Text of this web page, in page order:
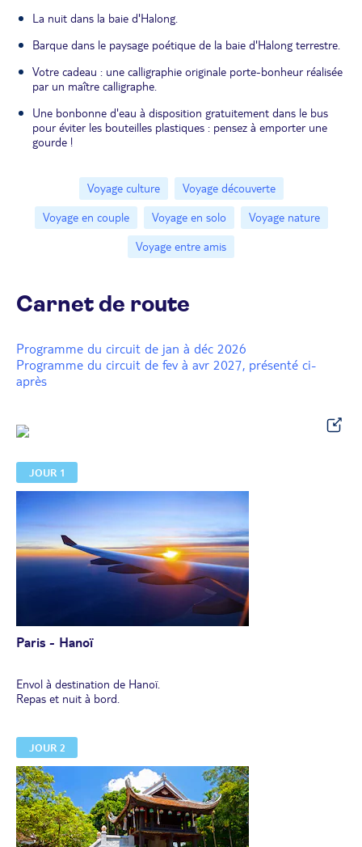
La nuit dans la baie d'Halong.
Barque dans le paysage poétique de la baie d'Halong terrestre.
Votre cadeau : une calligraphie originale porte-bonheur réalisée
par un maître calligraphe.
Une bonbonne d'eau à disposition gratuitement dans le bus
pour éviter les bouteilles plastiques : pensez à emporter une
gourde !
Voyage culture
Voyage découverte
Voyage en couple
Voyage en solo
Voyage nature
Voyage entre amis
Carnet de route
Programme du circuit de jan à déc 2026
Programme du circuit de fev à avr 2027, présenté ci-
après
JOUR 1
Paris - Hanoï
Envol à destination de Hanoï.
Repas et nuit à bord.
JOUR 2